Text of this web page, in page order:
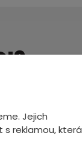
Jejich
reklamou, která